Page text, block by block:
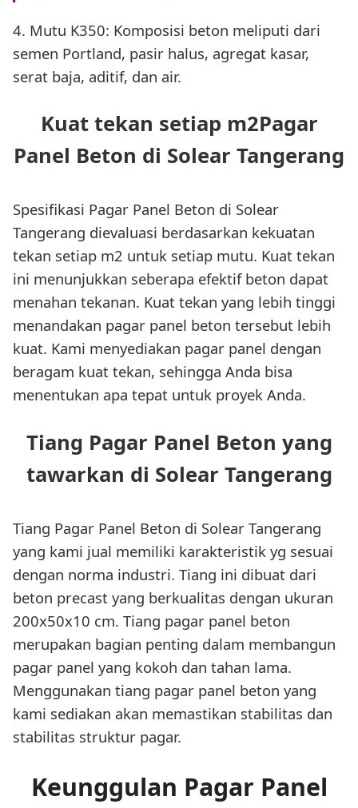
4. Mutu K350: Komposisi beton meliputi dari
semen Portland, pasir halus, agregat kasar,
serat baja, aditif, dan air.
Kuat tekan setiap m2Pagar
Panel Beton di Solear Tangerang
Spesifikasi Pagar Panel Beton di Solear
Tangerang dievaluasi berdasarkan kekuatan
tekan setiap m2 untuk setiap mutu. Kuat tekan
ini menunjukkan seberapa efektif beton dapat
menahan tekanan. Kuat tekan yang lebih tinggi
menandakan pagar panel beton tersebut lebih
kuat. Kami menyediakan pagar panel dengan
beragam kuat tekan, sehingga Anda bisa
menentukan apa tepat untuk proyek Anda.
Tiang Pagar Panel Beton yang
tawarkan di Solear Tangerang
Tiang Pagar Panel Beton di Solear Tangerang
yang kami jual memiliki karakteristik yg sesuai
dengan norma industri. Tiang ini dibuat dari
beton precast yang berkualitas dengan ukuran
200x50x10 cm. Tiang pagar panel beton
merupakan bagian penting dalam membangun
pagar panel yang kokoh dan tahan lama.
Menggunakan tiang pagar panel beton yang
kami sediakan akan memastikan stabilitas dan
stabilitas struktur pagar.
Keunggulan Pagar Panel